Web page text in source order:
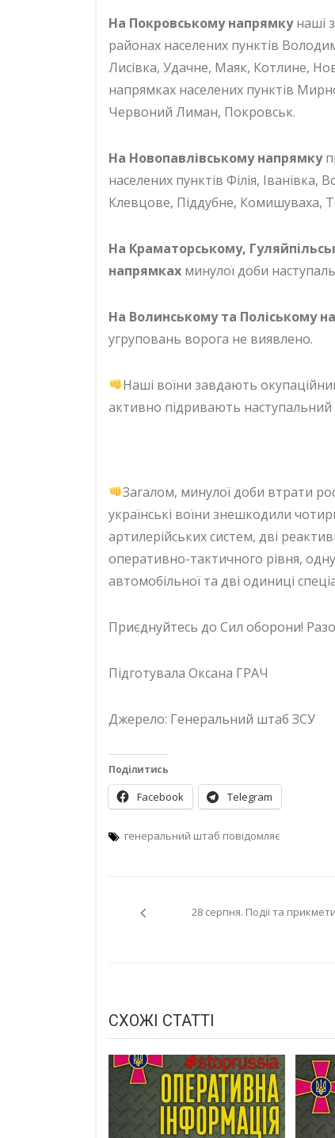
На Покровському напрямкунаші
районах населених пунктів
Лисівка, Удачне, Маяк, Котлине,
напрямках населених пунктів
Червоний Лиман, Покровськ.
На Новопавлівському напрямку
населених пунктів Філія, Іванівка,
Клевцове, Піддубне, Комишуваха,
На Краматорському,
напрямках минулої доби
На Волинському та Поліському
угруповань ворога не виявлено.
Наші воїни завдають
активно підривають наступальний
Загалом, минулої доби втрати
українські воїни знешкодили
артилерійських систем, дві
оперативно-тактичного рівня,
автомобільної та дві одиниці
Приєднуйтесь до Сил оборони!
Підготувала Оксана ГРАЧ
Джерело: Генеральний штаб ЗСУ
Поділитись
Facebook Telegram
генеральний штаб повідомляє
записів28 серпня. Події та
СХОЖІ СТАТТІ